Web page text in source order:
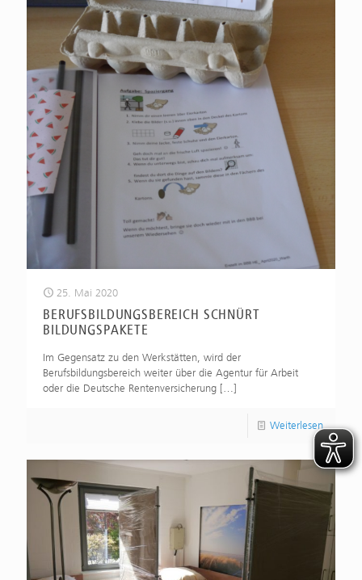
25. Mai 2020
BERUFSBILDUNGSBEREICH SCHNÜRT
BILDUNGSPAKETE
Im Gegensatz zu den Werkstätten, wird der
Berufsbildungsbereich weiter über die Agentur für Arbeit
oder die Deutsche Rentenversicherung […]
Weiterlesen